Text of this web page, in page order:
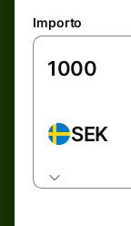
Importo
SEK